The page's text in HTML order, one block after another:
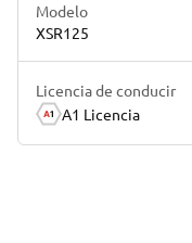
Modelo
XSR125
Licencia de conducir
A1 Licencia